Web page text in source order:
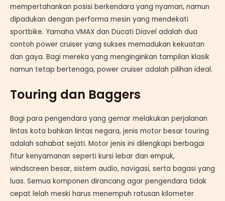
mempertahankan posisi berkendara yang nyaman, namun
dipadukan dengan performa mesin yang mendekati
sportbike. Yamaha VMAX dan Ducati Diavel adalah dua
contoh power cruiser yang sukses memadukan kekuatan
dan gaya. Bagi mereka yang menginginkan tampilan klasik
namun tetap bertenaga, power cruiser adalah pilihan ideal.
Touring dan Baggers
Bagi para pengendara yang gemar melakukan perjalanan
lintas kota bahkan lintas negara, jenis motor besar touring
adalah sahabat sejati. Motor jenis ini dilengkapi berbagai
fitur kenyamanan seperti kursi lebar dan empuk,
windscreen besar, sistem audio, navigasi, serta bagasi yang
luas. Semua komponen dirancang agar pengendara tidak
cepat lelah meski harus menempuh ratusan kilometer